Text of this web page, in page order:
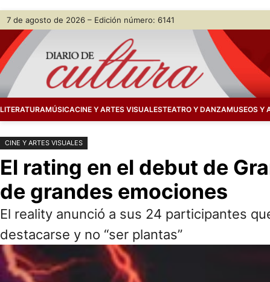
Saltar
contenido
Skip
content
7 de agosto de 2026 – Edición número: 6141
LITERATURAMÚSICACINE Y ARTES VISUALESTEATRO Y DANZAMUSEOS Y
CINE Y ARTES VISUALES
El rating en el debut de
de grandes emociones
El reality anunció a sus 24 participantes
destacarse y no “ser plantas”